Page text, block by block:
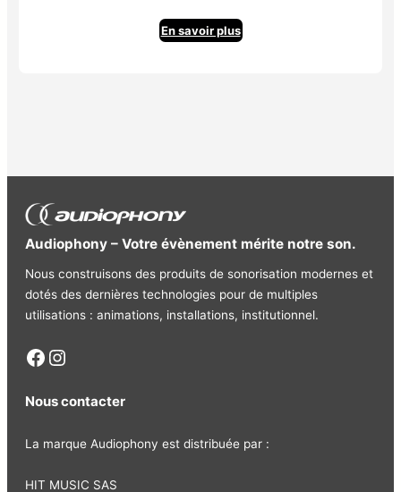
En savoir plus
Audiophony – Votre évènement mérite notre son.
Nous construisons des produits de sonorisation modernes et
dotés des dernières technologies pour de multiples
utilisations : animations, installations, institutionnel.
Facebook Instagram
Nous contacter
La marque Audiophony est distribuée par :
HIT MUSIC SAS